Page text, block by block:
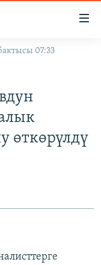
07:33
өткөрүлдү